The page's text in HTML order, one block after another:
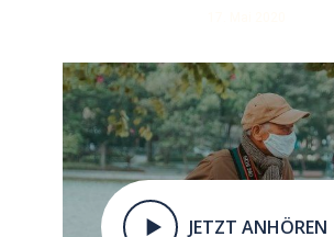
JETZT ANHÖREN